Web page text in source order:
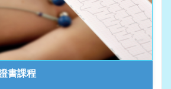
書課程